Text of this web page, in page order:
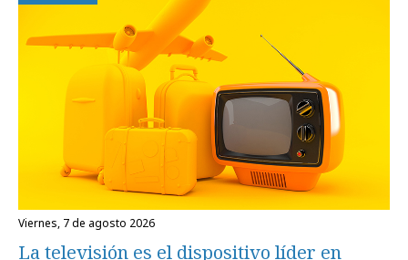
viernes, 7 de agosto 2026
La televisión es el dispositivo líder en